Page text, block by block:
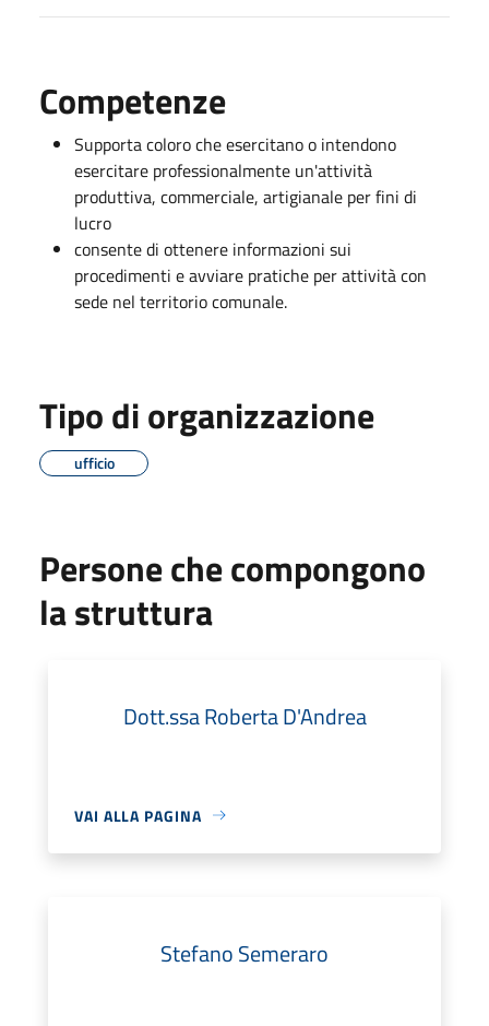
Competenze
Supporta coloro che esercitano o intendono
esercitare professionalmente un'attività
produttiva, commerciale, artigianale per fini di
lucro
consente di ottenere informazioni sui
procedimenti e avviare pratiche per attività con
sede nel territorio comunale.
Tipo di organizzazione
ufficio
Persone che compongono
la struttura
Dott.ssa Roberta D'Andrea
VAI ALLA PAGINA
Stefano Semeraro